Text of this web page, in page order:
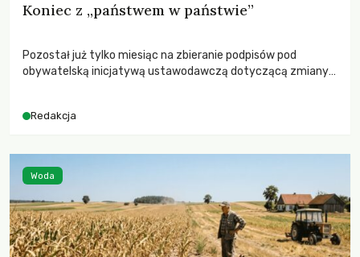
Koniec z „państwem w państwie”
Pozostał już tylko miesiąc na zbieranie podpisów pod
obywatelską inicjatywą ustawodawczą dotyczącą zmiany
niezwykle korzystne rozwiązania dla przyrody i zwierząt,
funkcjonowania łowiectwa w Polsce.
Redakcja
Woda